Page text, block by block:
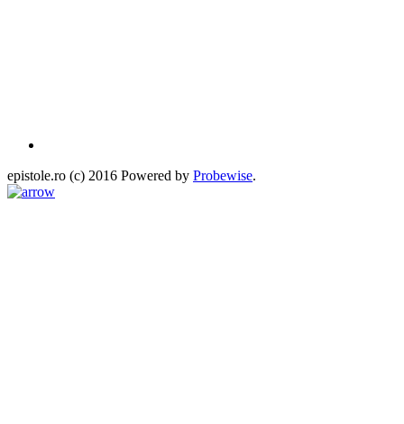
epistole.ro (c) 2016 Powered by Probewise.